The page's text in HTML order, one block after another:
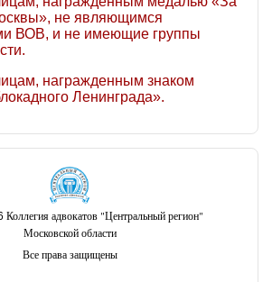
не являющимся
ВОВ, и не имеющие группы
награжденным знаком
Ленинграда».
Коллегия адвокатов "Центральный регион"
Московской области
Все права защищены